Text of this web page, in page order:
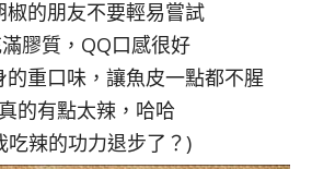
椒的朋友不要輕易嘗試
膠質，QQ口感很好
的重口味，讓魚皮一點都不腥
的有點太辣，哈哈
吃辣的功力退步了？)